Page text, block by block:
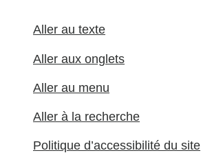
Aller au texte
Aller aux onglets
Aller au menu
Aller à la recherche
Politique d’accessibilité du site